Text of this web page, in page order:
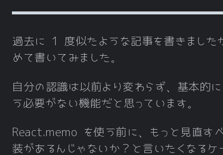
過去に 1 度似たような記事を書きました
めて書いてみました。
自分の認識は以前より変わらず、基本的
う必要がない機能だと思っています。
React.memo を使う前に、もっと見直す
装があるんじゃないか？と言いたくなるケ